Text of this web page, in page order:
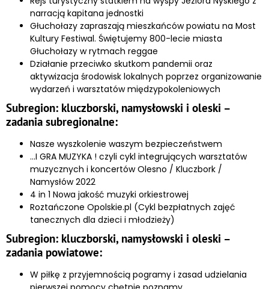
narracją kapitana jednostki
Głuchołazy zapraszają mieszkańców powiatu na Most
Kultury Festiwal. Świętujemy 800-lecie miasta
Głuchołazy w rytmach reggae
Działanie przeciwko skutkom pandemii oraz
aktywizacja środowisk lokalnych poprzez organizowanie
wydarzeń i warsztatów międzypokoleniowych
Subregion: kluczborski, namysłowski i oleski –
zadania subregionalne:
Nasze wyszkolenie waszym bezpieczeństwem
…I GRA MUZYKA ! czyli cykl integrujących warsztatów
muzycznych i koncertów Olesno / Kluczbork /
Namysłów 2022
4 in 1 Nowa jakość muzyki orkiestrowej
Roztańczone Opolskie.pl (Cykl bezpłatnych zajęć
tanecznych dla dzieci i młodzieży)
Subregion: kluczborski, namysłowski i oleski –
zadania powiatowe:
W piłkę z przyjemnością pogramy i zasad udzielania